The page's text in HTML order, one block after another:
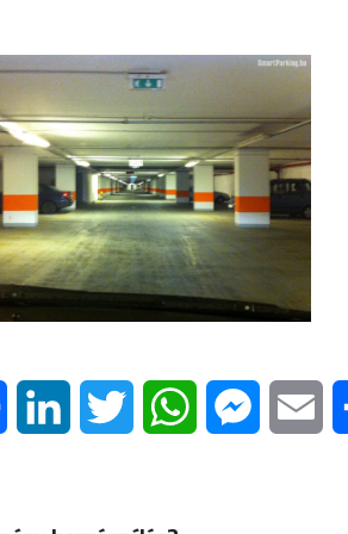
FacebookLinkedIn Twitter WhatsApp